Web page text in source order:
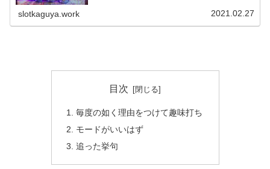
slotkaguya.work 2021.02.27
目次
毎度の如く理由をつけて趣味打ち
モードがいいはず
追った挙句